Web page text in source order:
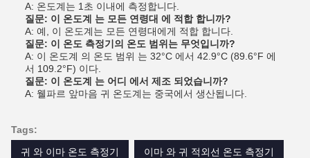
A: 온도계는 1초 이내에 측정합니다.
질문: 이 온도계 는 모든 연령대 에 적합 합니까?
A: 예, 이 온도계는 모든 연령대에게 적합 합니다.
질문: 이 온도 측정기의 온도 범위는 무엇입니까?
A: 이 온도계 의 온도 범위 는 32°C 에서 42.9°C (89.6°F 에
서 109.2°F) 이다.
질문: 이 온도계 는 어디 에서 제조 되었습니까?
A: 웰파르 앞마음 귀 온도계는 중국에서 생산됩니다.
Tags:
귀 와 이마 온도 측정기
이마 와 귀 적외선 온도 측정기